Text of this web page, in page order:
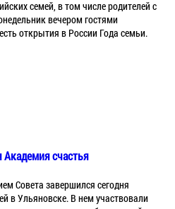
семей, в том числе родителей с
вечером гостями
открытия в России Года семьи.
Академия счастья
Совета завершился сегодня
в Ульяновске. В нем участвовали